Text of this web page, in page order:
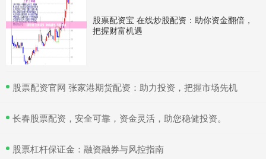
股票配资宝 在线炒股配资：助你资金翻倍，
把握财富机遇
​股票配资官网 张家港期货配资：助力投资，把握市场先机
​长春股票配资，安全可靠，资金灵活，助您稳健投资。
​股票杠杆保证金：融资融券与风控指南